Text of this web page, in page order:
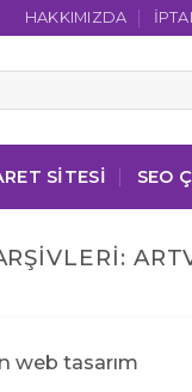
HAKKIMIZDA
SITESI SEO
web tasarım